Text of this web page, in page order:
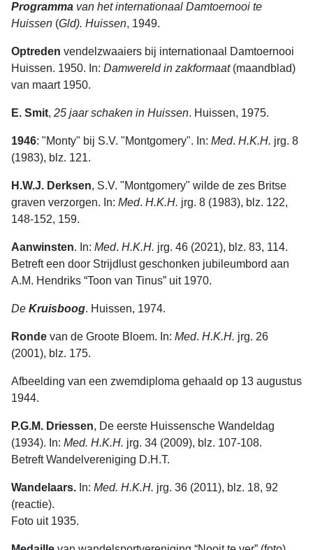
Programma van het internationaal Damtoernooi te
Huissen (Gld). Huissen, 1949.
Optreden vendelzwaaiers bij internationaal Damtoernooi
Huissen. 1950. In: Damwereld in zakformaat(maandblad)
van maart 1950.
E. Smit, 25 jaar schaken in Huissen. Huissen, 1975.
1946: "Monty" bij S.V. "Montgomery". In: Med. H.K.H. jrg. 8
(1983), blz. 121.
H.W.J. Derksen, S.V. "Montgomery" wilde de zes Britse
graven verzorgen. In: Med. H.K.H. jrg. 8 (1983), blz. 122,
148-152, 159.
Aanwinsten. In: Med. H.K.H. jrg. 46 (2021), blz. 83, 114.
Betreft een door Strijdlust geschonken jubileumbord aan
A.M. Hendriks “Toon van Tinus” uit 1970.
De Kruisboog. Huissen, 1974.
Ronde van de Groote Bloem. In: Med. H.K.H. jrg. 26
(2001), blz. 175.
Afbeelding van een zwemdiploma gehaald op 13 augustus
1944.
P.G.M. Driessen, De eerste Huissensche Wandeldag
(1934). In: Med. H.K.H. jrg. 34 (2009), blz. 107-108.
Betreft Wandelvereniging D.H.T.
Wandelaars. In: Med. H.K.H. jrg. 36 (2011), blz. 18, 92
(reactie).
Foto uit 1935.